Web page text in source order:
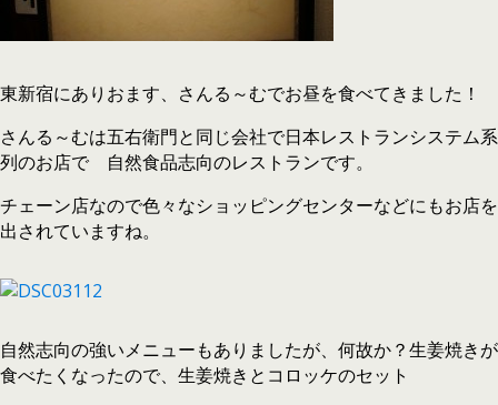
東新宿にありおます、さんる～むでお昼を食べてきました！
さんる～むは五右衛門と同じ会社で日本レストランシステム系
列のお店で 自然食品志向のレストランです。
チェーン店なので色々なショッピングセンターなどにもお店を
出されていますね。
自然志向の強いメニューもありましたが、何故か？生姜焼きが
食べたくなったので、生姜焼きとコロッケのセット